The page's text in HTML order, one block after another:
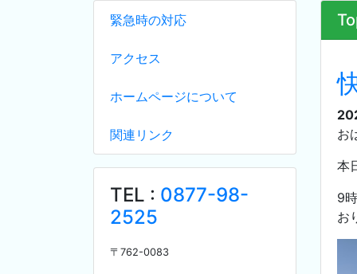
緊急時の対応
アクセス
ホームページについて
関連リンク
TEL : 0877-98-
2525
〒 762-0083
お
本
9
お